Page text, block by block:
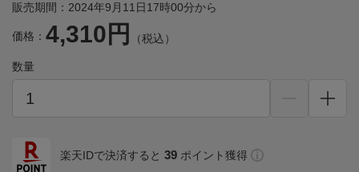
販売期間：2024年9月11日17時00分から
価格： 4,310円 （税込）
数量
楽天IDで決済すると 39 ポイント獲得